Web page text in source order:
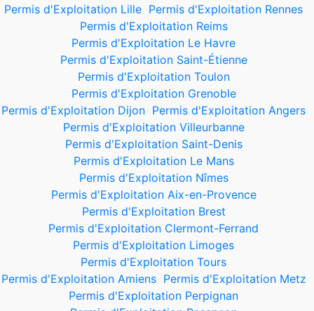
Permis d'Exploitation Lille Permis d'Exploitation Rennes
Permis d'Exploitation Reims
Permis d'Exploitation Le Havre
Permis d'Exploitation Saint-Étienne
Permis d'Exploitation Toulon
Permis d'Exploitation Grenoble
Permis d'Exploitation Dijon Permis d'Exploitation Angers
Permis d'Exploitation Villeurbanne
Permis d'Exploitation Saint-Denis
Permis d'Exploitation Le Mans
Permis d'Exploitation Nîmes
Permis d'Exploitation Aix-en-Provence
Permis d'Exploitation Brest
Permis d'Exploitation Clermont-Ferrand
Permis d'Exploitation Limoges
Permis d'Exploitation Tours
Permis d'Exploitation Amiens Permis d'Exploitation Metz
Permis d'Exploitation Perpignan